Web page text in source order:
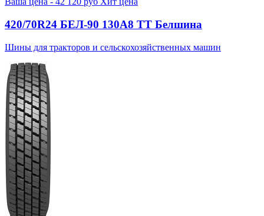
420/70R24 БЕЛ-90 130А8 TT Белшина
Шины для тракторов и сельскохозяйственных машин